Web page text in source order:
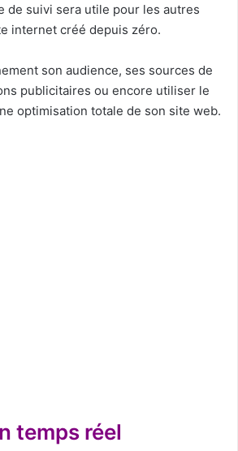
de suivi sera utile pour les autres
internet créé depuis zéro.
son audience, ses sources de
publicitaires ou encore utiliser le
optimisation totale de son site web.
temps réel